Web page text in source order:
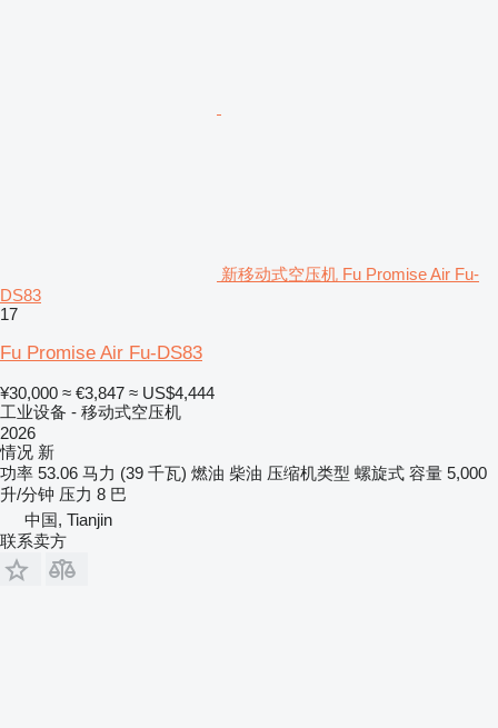
新移动式空压机 Fu Promise Air Fu-
DS83
17
Fu Promise Air Fu-DS83
¥30,000 ≈ €3,847 ≈ US$4,444
工业设备 - 移动式空压机
2026
情况 新
功率 53.06 马力 (39 千瓦) 燃油 柴油 压缩机类型 螺旋式 容量 5,000
升/分钟 压力 8 巴
中国, Tianjin
联系卖方